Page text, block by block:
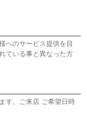
へのサービス提供を目
ている事と異なった方
す。ご来店 ご希望日時